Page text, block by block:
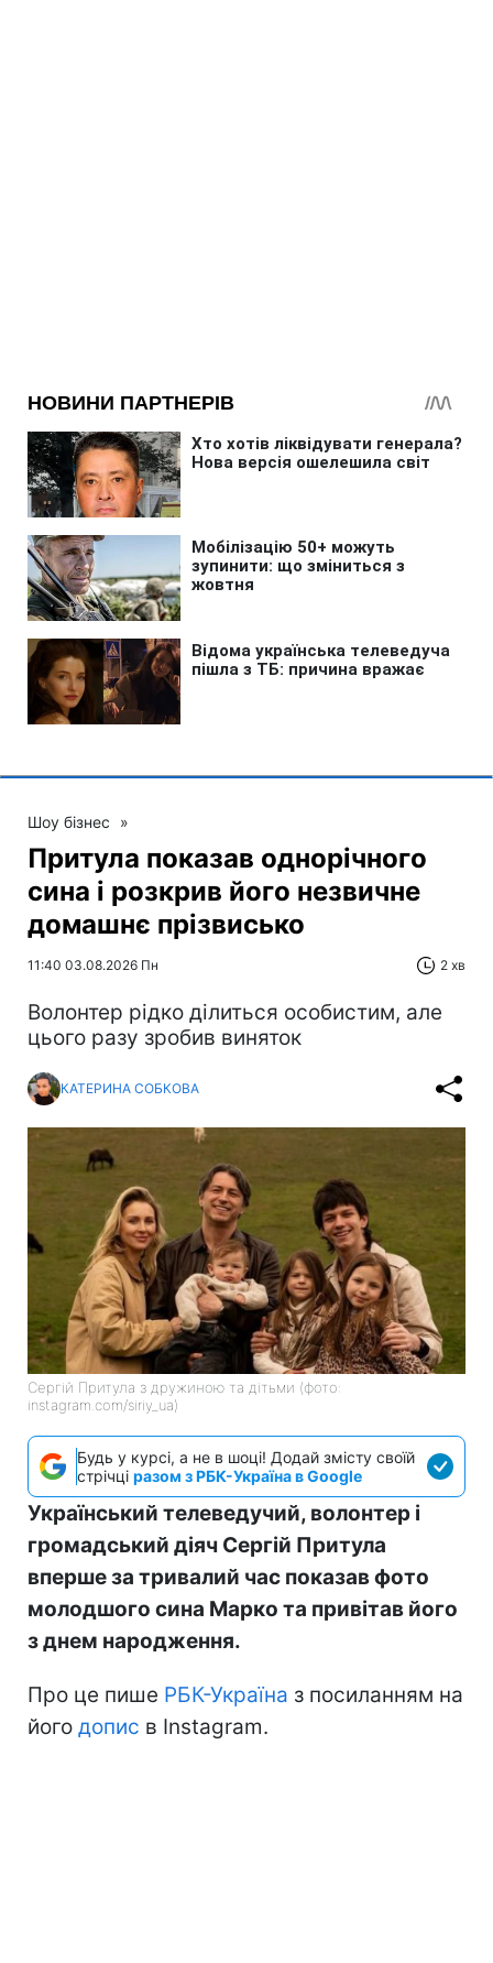
Шоу бізнес »
Притула показав однорічного
сина і розкрив його незвичне
домашнє прізвисько
11:40 03.08.2026 Пн 2 хв
Волонтер рідко ділиться особистим, але
цього разу зробив виняток
КАТЕРИНА СОБКОВА
Сергій Притула з дружиною та дітьми (фото:
instagram.com/siriy_ua)
Будь у курсі, а не в шоці! Додай змісту своїй
стрічці разом з РБК-Україна в Google
Український телеведучий, волонтер і
громадський діяч Сергій Притула
вперше за тривалий час показав фото
молодшого сина Марко та привітав його
з днем народження.
Про це пише РБК-Україна з посиланням на
його допис в Instagram.